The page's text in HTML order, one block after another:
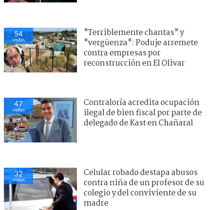
54
visitas
"Terriblemente chantas" y
"vergüenza": Poduje arremete
contra empresas por
reconstrucción en El Olivar
47
visitas
Contraloría acredita ocupación
ilegal de bien fiscal por parte de
delegado de Kast en Chañaral
32
visitas
Celular robado destapa abusos
contra niña de un profesor de su
colegio y del conviviente de su
madre